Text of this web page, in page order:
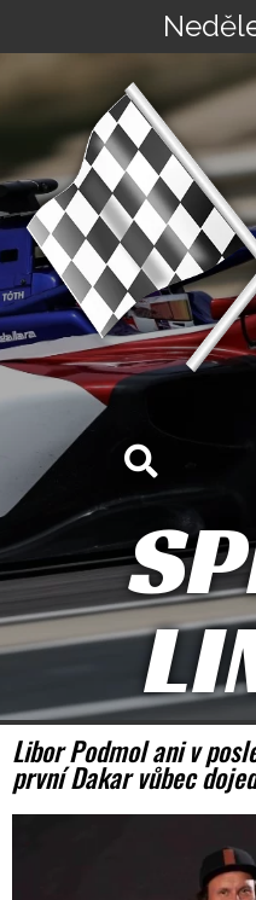
na
Libor Podmol ani v
první Dakar vůbec